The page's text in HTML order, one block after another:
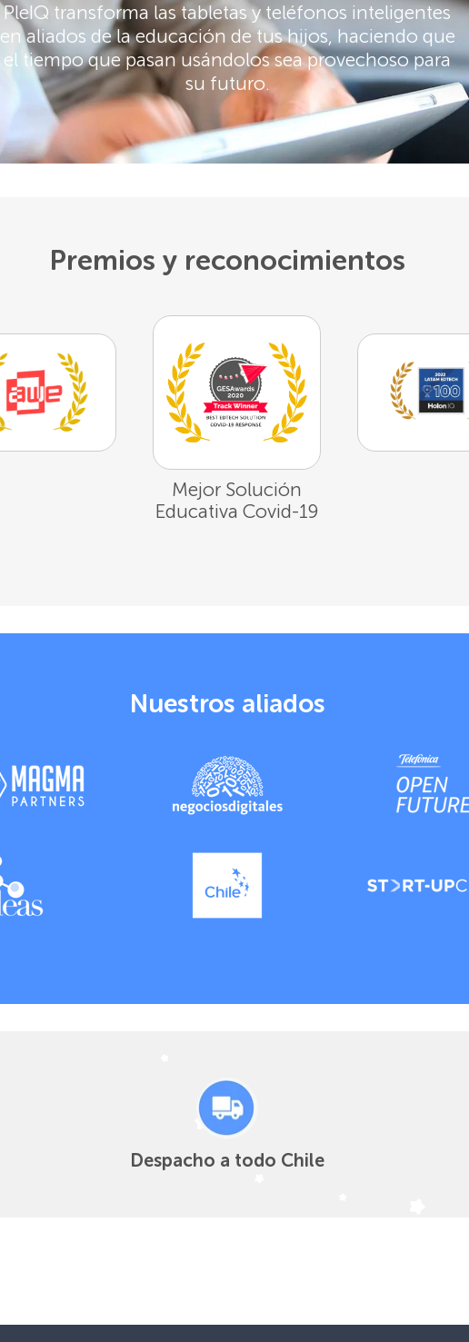
PleIQ transforma las tabletas y teléfonos inteligentes
en aliados de la educación de tus hijos, haciendo que
el tiempo que pasan usándolos sea provechoso para
su futuro.
Premios y reconocimientos
Mejor Solución
Educativa Covid-19
Nuestros aliados
Despacho a todo Chile